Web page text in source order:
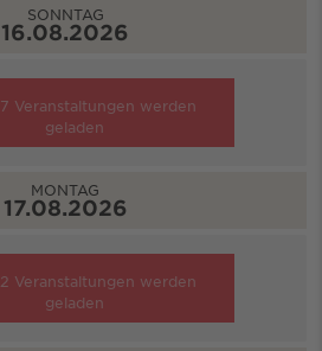
SONNTAG
16.08.2026
7 Veranstaltungen werden
geladen
MONTAG
17.08.2026
2 Veranstaltungen werden
geladen